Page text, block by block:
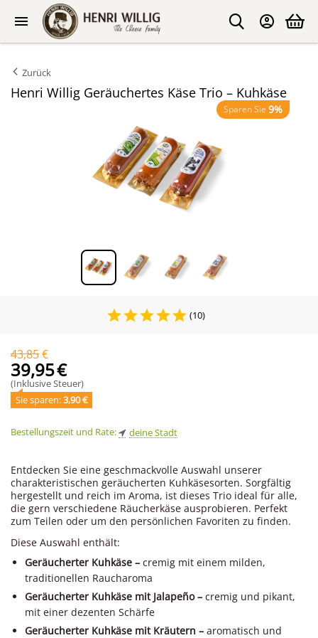
Zurück
Henri Willig Geräuchertes Käse Trio – Kuhkäse
Sparen Sie 9%
(10)
43,85€
39,95€
(Inklusive Steuer)
Sie sparen: 3,90 €
Bestellungszeit und Rate: deine Stadt
Entdecken Sie eine geschmackvolle Auswahl unserer
charakteristischen geräucherten Kuhkäsesorten. Sorgfältig
hergestellt und reich im Aroma, ist dieses Trio ideal für alle,
die gern verschiedene Räucherkäse ausprobieren. Perfekt
zum Teilen oder um den persönlichen Favoriten zu finden.
Diese Auswahl enthält:
Geräucherter Kuhkäse – cremig mit einem milden,
traditionellen Raucharoma
Geräucherter Kuhkäse mit Jalapeño –cremig und pikant,
mit einer dezenten Schärfe
Geräucherter Kuhkäse mit Kräutern –aromatisch und